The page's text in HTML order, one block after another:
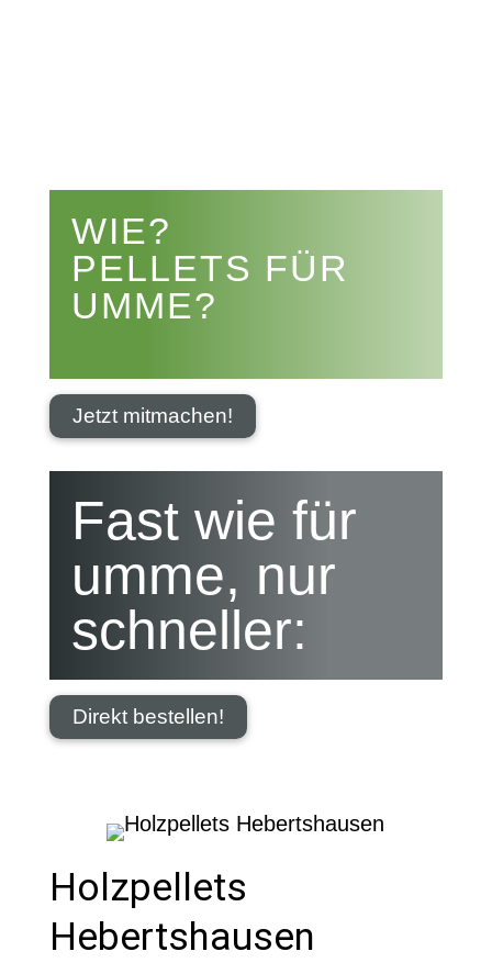
WIE?
PELLETS FÜR
UMME?
Jetzt mitmachen!
Fast wie für
umme, nur
schneller:
Direkt bestellen!
Holzpellets
Hebertshausen